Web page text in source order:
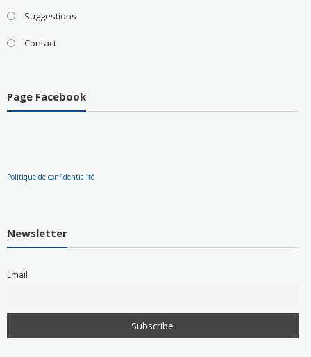
Suggestions
Contact
Page Facebook
Politique de confidentialité
Newsletter
Email